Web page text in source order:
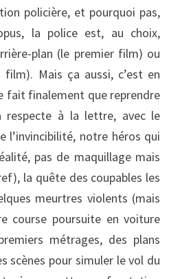
policière, et pourquoi pas,
la police est, au choix,
plan (le premier film) ou
Mais ça aussi, c’est en
fait finalement que reprendre
à la lettre, avec le
l’invincibilité, notre héros qui
pas de maquillage mais
la quête des coupables les
meurtres violents (mais
course poursuite en voiture
métrages, des plans
scènes pour simuler le vol du